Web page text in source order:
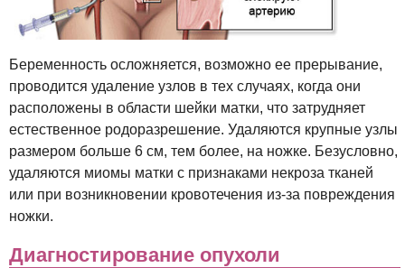
Беременность осложняется, возможно ее прерывание,
проводится удаление узлов в тех случаях, когда они
расположены в области шейки матки, что затрудняет
естественное родоразрешение. Удаляются крупные узлы
размером больше 6 см, тем более, на ножке. Безусловно,
удаляются миомы матки с признаками некроза тканей
или при возникновении кровотечения из-за повреждения
ножки.
Диагностирование опухоли